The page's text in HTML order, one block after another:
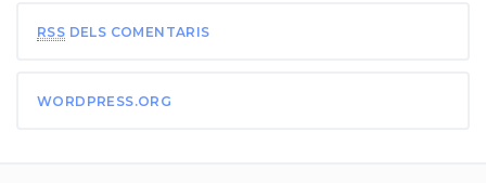
RSS DELS COMENTARIS
WORDPRESS.ORG